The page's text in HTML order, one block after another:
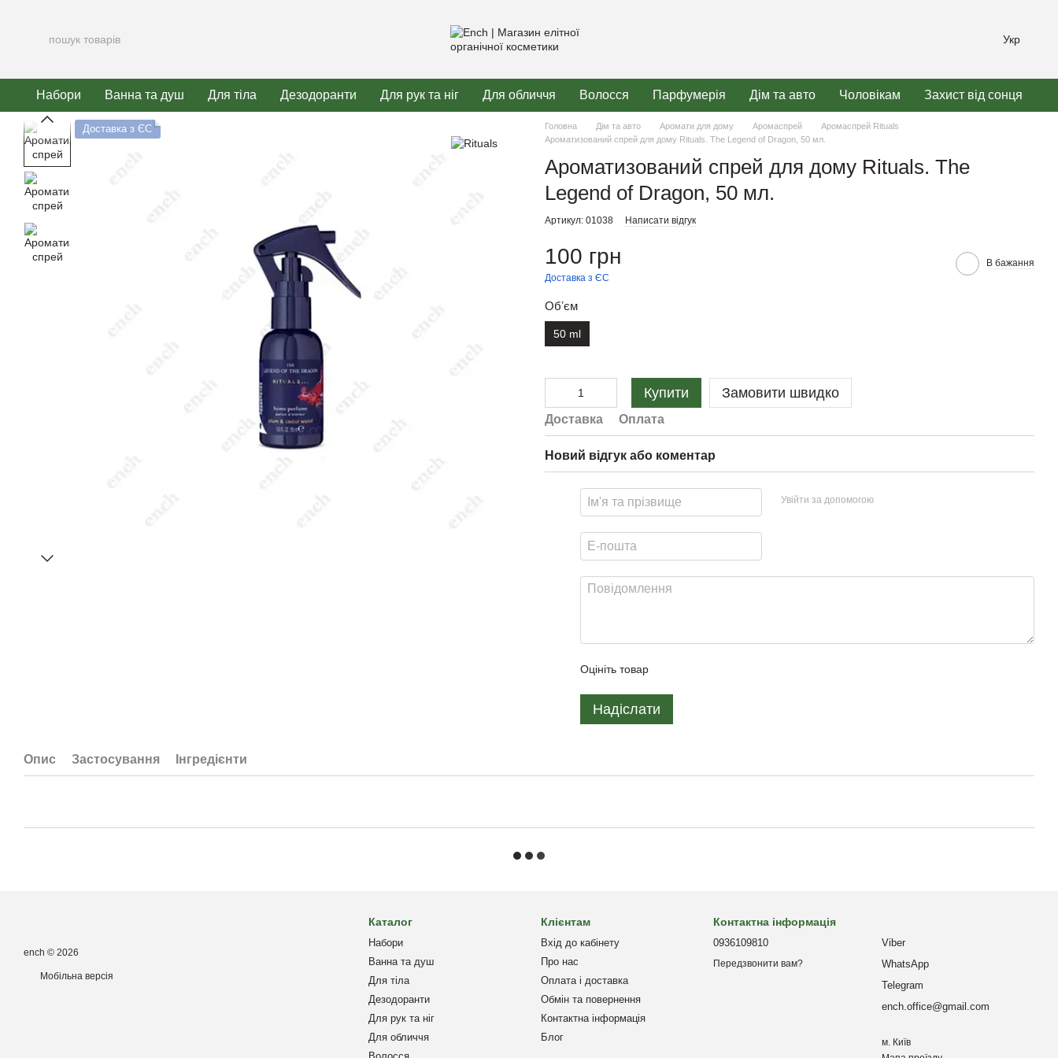
Укр
Набори Ванна та душ Для тіла Дезодоранти Для рук та ніг Для обличчя Волосся Парфумерія Дім та авто Чоловікам Захист від сонця
Доставка з ЄС Головна Дім та авто Аромати для дому Аромаспрей
Аромаспрей Rituals
Ароматизований спрей для дому Rituals. The Legend of Dragon, 50 мл.
Ароматизований спрей для дому Rituals. The
Legend of Dragon, 50 мл.
Артикул: 01038 Написати відгук
100 грн
Доставка з ЄС
В бажання
Обʼєм
50 ml
Купити Замовити швидко
Доставка Оплата
Новий відгук або коментар
Увійти за допомогою
Оцініть товар
Надіслати
Опис Застосування Інгредієнти
ench © 2026
Мобільна версія
Каталог
Набори
Ванна та душ
Для тіла
Дезодоранти
Для рук та ніг
Для обличчя
Клієнтам
Вхід до кабінету
Про нас
Оплата і доставка
Обмін та повернення
Контактна інформація
Блог
Контактна інформація
0936109810
Передзвонити вам?
Viber
WhatsApp
Telegram
ench.office@gmail.com
м. Київ